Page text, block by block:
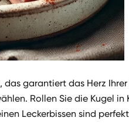
das garantiert das Herz
Rollen Sie die Kugel
Leckerbissen sind